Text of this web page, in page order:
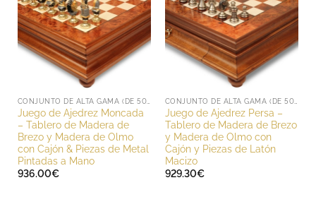
Juego de Ajedrez Moncada
– Tablero de Madera de
Brezo y Madera de Olmo
con Cajón & Piezas de Metal
Pintadas a Mano
936.00€
Juego de Ajedrez Persa –
Tablero de Madera de Brezo
y Madera de Olmo con
Cajón y Piezas de Latón
Macizo
929.30€